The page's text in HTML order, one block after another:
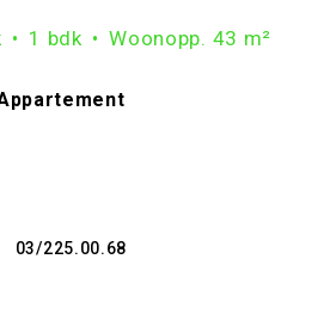
1 bdk Woonopp. 43 m²
03/225.00.68